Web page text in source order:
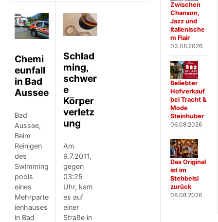
Chemi
eunfa​ll
in Bad
Aussee
Bad
Aussee,
Beim
Reinigen
des
Swimming
pools
eines
Mehrparte
ienhauses
in Bad
Schlad
ming,
schwer
e
Körper
verletz
ung
Am
9.7.2011,
gegen
03:25
Uhr, kam
es auf
einer
Straße in
Zwischen
Chanson,
Jazz und
italienische
m Flair
03.08.2026
Beliebter
Hofverkauf
bei Tracht &
Mode
Steinhuber
06.08.2026
Das Original
ist im
Stehbeisl
zurück
08.08.2026